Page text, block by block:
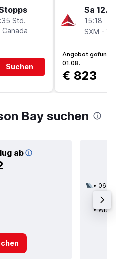
Std.
Canada
Suchen
Sa 12.9.
15:18
SXM - VIE
Angebot
01.08.
€ 823
Bay suchen
ab
06.11.
Wien